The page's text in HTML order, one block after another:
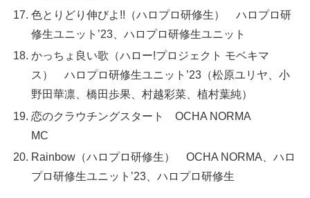
色とりどり伸びよ!!（ハロプロ研修生） ハロプロ研
修生ユニット’23、ハロプロ研修生ユニット
かっちょ良い歌（ハロー!プロジェクト モベキマ
ス） ハロプロ研修生ユニット’23（松原ユリヤ、小
野田華凛、橋田歩果、村越彩菜、植村葉純）
恋のクラウチングスタート OCHA NORMA
MC
Rainbow（ハロプロ研修生） OCHA NORMA、ハロ
プロ研修生ユニット’23、ハロプロ研修生